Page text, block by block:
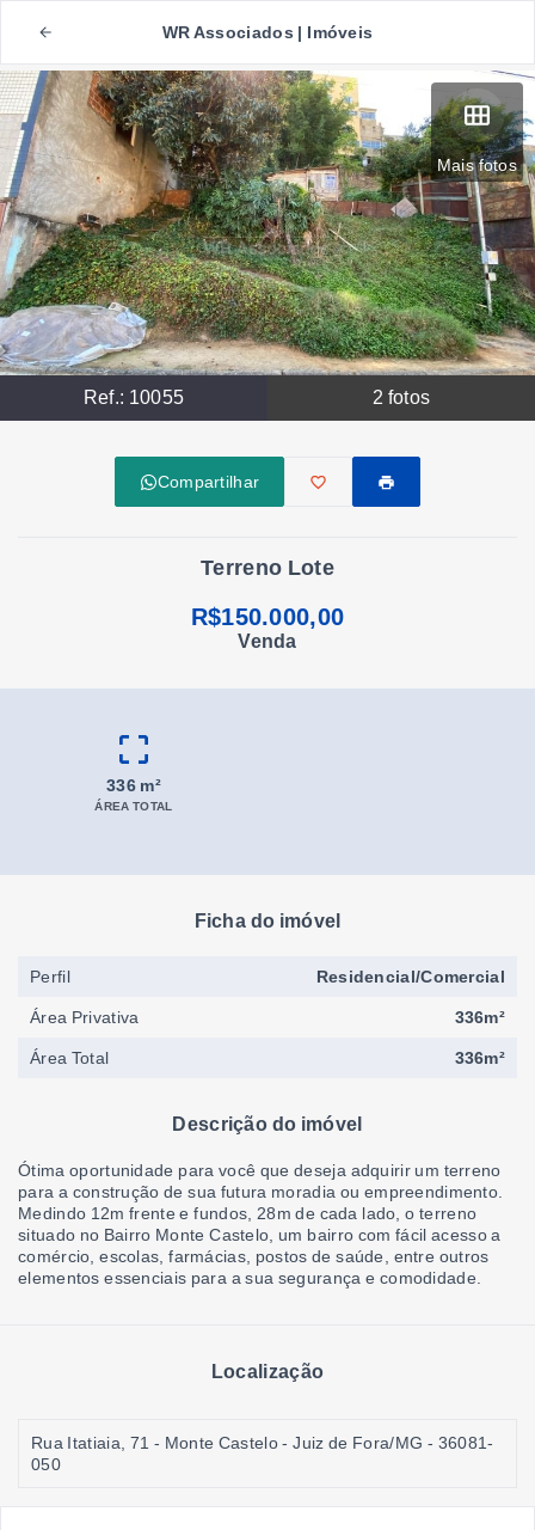
WR Associados | Imóveis
Mais fotos
Ref.: 10055 2 fotos
Compartilhar
Terreno Lote
R$150.000,00
Venda
336 m²
ÁREA TOTAL
Descrição do imóvel
Ótima oportunidade para você que deseja adquirir um terreno
para a construção de sua futura moradia ou empreendimento.
Medindo 12m frente e fundos, 28m de cada lado, o terreno
situado no Bairro Monte Castelo, um bairro com fácil acesso a
comércio, escolas, farmácias, postos de saúde, entre outros
elementos essenciais para a sua segurança e comodidade.
Localização
Rua Itatiaia, 71 - Monte Castelo - Juiz de Fora/MG - 36081-
050
Ficha do imóvel
Perfil Residencial/Comercial
Área Privativa 336m²
Área Total 336m²